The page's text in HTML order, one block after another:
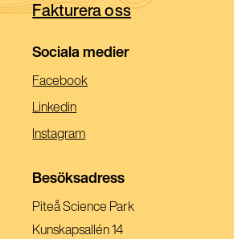
fönster)
Fakturera oss
Sociala medier
Facebook(Öppnas
Linkedin(Öppnas
Nytt
Instagram(Öppnas
Ett
Besöksadress
Piteå Science Park
Kunskapsallén 14